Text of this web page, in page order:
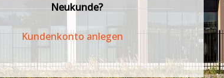
Neukunde?
Kundenkonto anlegen